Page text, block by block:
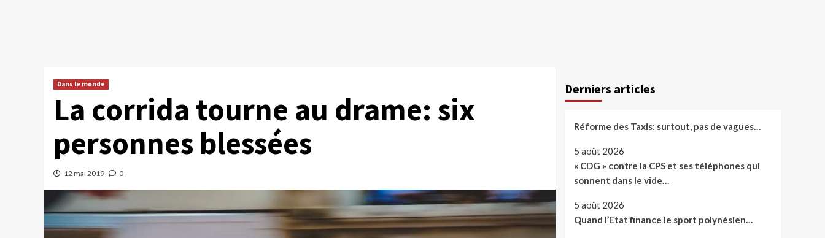
Dans le monde
La corrida tourne au drame: six
personnes blessées
12 mai 2019 0
Derniers articles
Réforme des Taxis: surtout, pas de vagues…
5 août 2026
« CDG » contre la CPS et ses téléphones qui
sonnent dans le vide…
5 août 2026
Quand l’Etat finance le sport polynésien…